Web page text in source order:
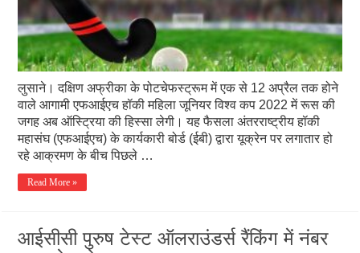
लुसाने। दक्षिण अफ्रीका के पोटचेफस्ट्रूम में एक से 12 अप्रैल तक होने
वाले आगामी एफआईएच हॉकी महिला जूनियर विश्व कप 2022 में रूस की
जगह अब ऑस्ट्रिया की हिस्सा लेगी। यह फैसला अंतरराष्ट्रीय हॉकी
महासंघ (एफआईएच) के कार्यकारी बोर्ड (ईबी) द्वारा यूक्रेन पर लगातार हो
रहे आक्रमण के बीच पिछले …
Read More »
आईसीसी पुरुष टेस्ट ऑलराउंडर्स रैंकिंग में नंबर